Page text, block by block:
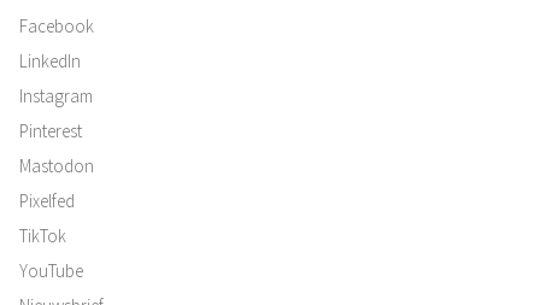
Facebook
LinkedIn
Instagram
Pinterest
Mastodon
Pixelfed
TikTok
YouTube